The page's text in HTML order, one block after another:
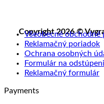
Copyright 2026 ©
Všeobecné obchodné
Reklamačný poriadok
Ochrana osobných
Formulár na
Reklamačný formulár
Payments